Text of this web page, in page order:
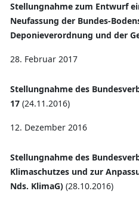
Stellungnahme zum Entwurf
Neufassung der Bundes-
Deponieverordnung und der
28. Februar 2017
Stellungnahme des
17 (24.11.2016)
12. Dezember 2016
Stellungnahme des
Klimaschutzes und zur
Nds. KlimaG) (28.10.2016)